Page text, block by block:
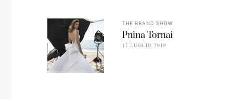
THE BRAND SHOW
Pnina Tornai
17 LUGLIO 2019